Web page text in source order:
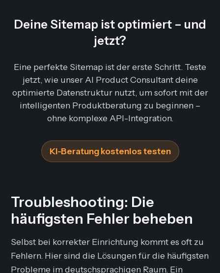
Deine Sitemap ist optimiert – und
jetzt?
Eine perfekte Sitemap ist der erste Schritt. Teste
jetzt, wie unser AI Product Consultant deine
optimierte Datenstruktur nutzt, um sofort mit der
intelligenten Produktberatung zu beginnen –
ohne komplexe API-Integration.
KI-Beratung kostenlos testen
Troubleshooting: Die
häufigsten Fehler beheben
Selbst bei korrekter Einrichtung kommt es oft zu
Fehlern. Hier sind die Lösungen für die häufigsten
Probleme im deutschsprachigen Raum. Ein